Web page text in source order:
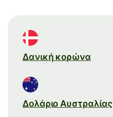
Δανική κορώνα
Δολάριο Αυστραλίας